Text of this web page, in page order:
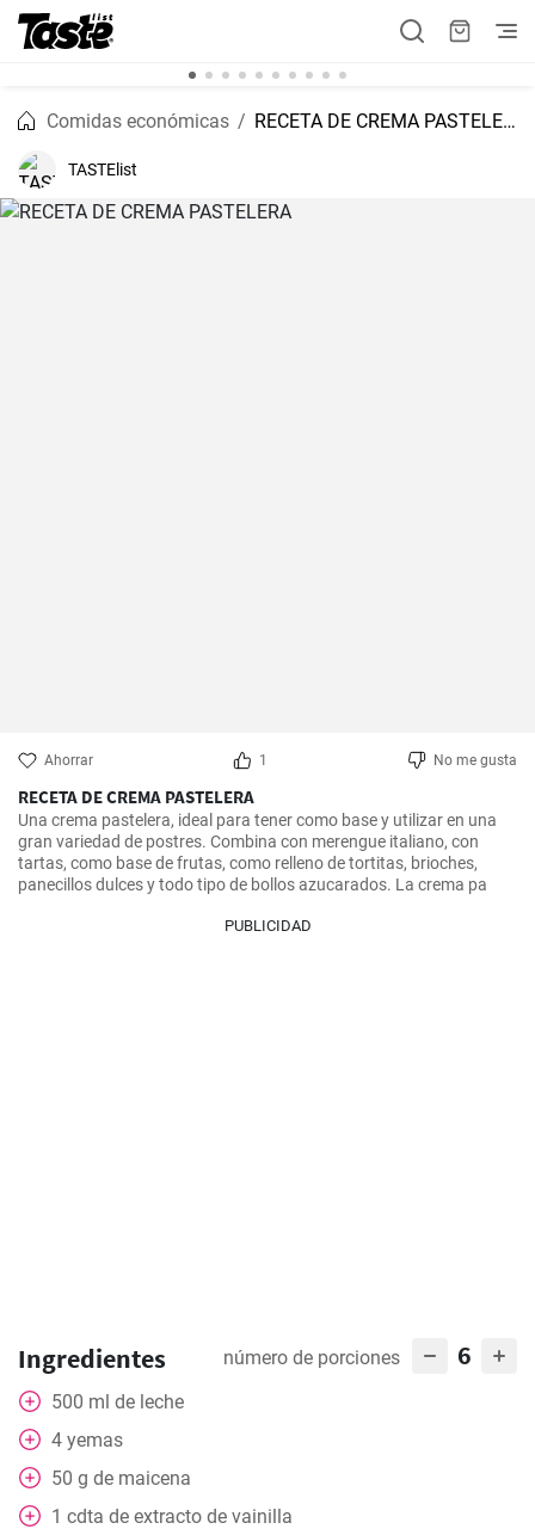
Comidas económicas RECETA DE CREMA PASTELERA
TASTElist
Ahorrar 1 No me gusta
RECETA DE CREMA PASTELERA
Una crema pastelera, ideal para tener como base y utilizar en una
gran variedad de postres. Combina con merengue italiano, con
tartas, como base de frutas, como relleno de tortitas, brioches,
panecillos dulces y todo tipo de bollos azucarados. La crema pa
PUBLICIDAD
Ingredientes número de porciones 6
500 ml de leche
4 yemas
50 g de maicena
1 cdta de extracto de vainilla